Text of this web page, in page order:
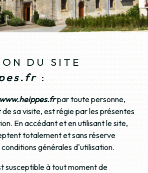
DU SITE
:
www.heippes.frpar toute personne,
sa visite, est régie par les présentes
En accédant et en utilisant le site,
totalement et sans réserve
générales d'utilisation.
susceptible à tout moment de